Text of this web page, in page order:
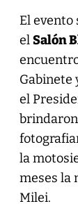
El evento
elSalón
Gabinete
el
brindaron
la
meses la
Milei.